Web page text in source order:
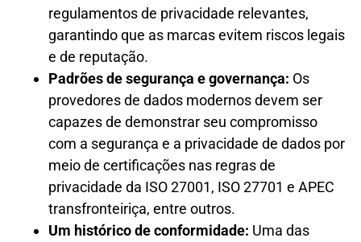
regulamentos de privacidade relevantes,
garantindo que as marcas evitem riscos legais
e de reputação.
Padrões de segurança e governança: Os
provedores de dados modernos devem ser
capazes de demonstrar seu compromisso
com a segurança e a privacidade de dados por
meio de certificações nas regras de
privacidade da ISO 27001, ISO 27701 e APEC
transfronteiriça, entre outros.
Um histórico de conformidade: Uma das